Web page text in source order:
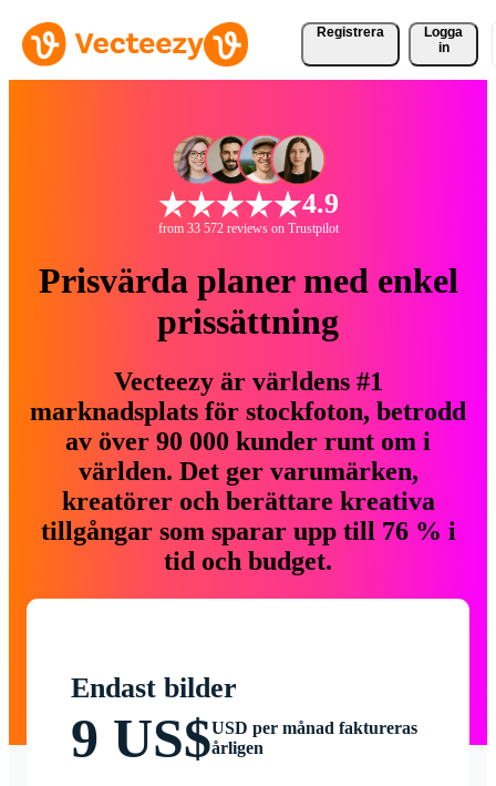
Registrera
Logga
in
4.9
from 33 572 reviews on Trustpilot
Prisvärda planer med enkel
prissättning
Vecteezy är världens #1
marknadsplats för stockfoton, betrodd
av över 90 000 kunder runt om i
världen. Det ger varumärken,
kreatörer och berättare kreativa
tillgångar som sparar upp till 76 % i
tid och budget.
Endast bilder
9 US$USD per månad faktureras
årligen